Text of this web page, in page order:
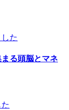
た
る頭脳とマネ